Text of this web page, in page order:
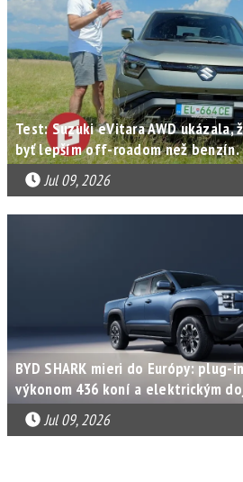
Test: Suzuki eVitara AWD
byť lepším off-roadom než benzín.
Jul 09, 2026
BYD SHARK mieri do Európy: plug-
výkonom 436 koní a elektrickým
Jul 09, 2026